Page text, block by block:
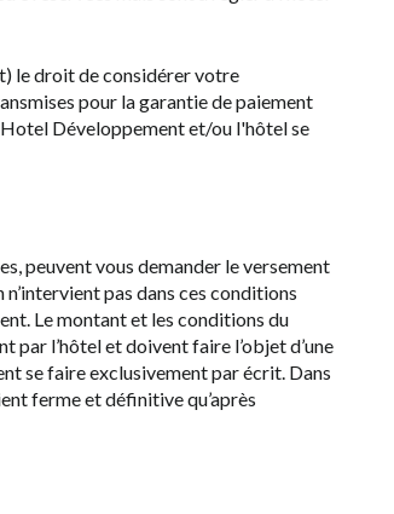
le droit de considérer votre
pour la garantie de paiement
Développement et/ou l'hôtel se
peuvent vous demander le versement
pas dans ces conditions
Le montant et les conditions du
par l’hôtel et doivent faire l’objet d’une
se faire exclusivement par écrit. Dans
ferme et définitive qu’après